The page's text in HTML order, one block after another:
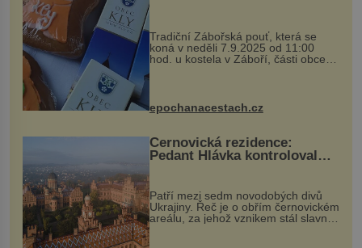
Tradiční Zábořská pouť, která se
koná v neděli 7.9.2025 od 11:00
hod. u kostela v Záboří, části obce
Kly u Mělníka. V programu naleznete
komentovanou prohlídku kostela,
epochanacestach.cz
Černovická rezidence:
Pedant Hlávka kontroloval
Patří mezi sedm novodobých divů
Ukrajiny. Řeč je o obřím černovickém
areálu, za jehož vznikem stál slavný
český architekt Josef Hlávka. Ten si
na něm dal mimořádně záležet. Jeho